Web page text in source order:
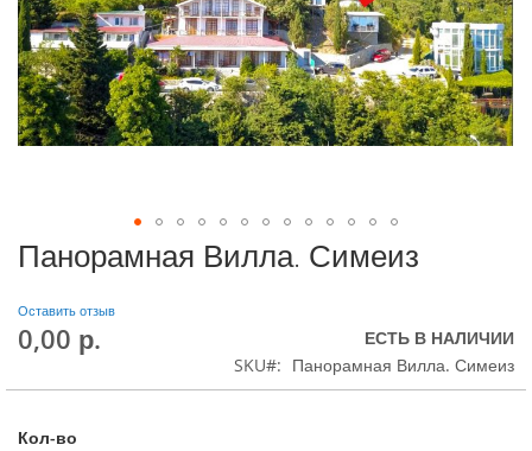
Панорамная Вилла. Симеиз
Оставить отзыв
0,00 р.
ЕСТЬ В НАЛИЧИИ
SKU
Панорамная Вилла. Симеиз
Кол-во